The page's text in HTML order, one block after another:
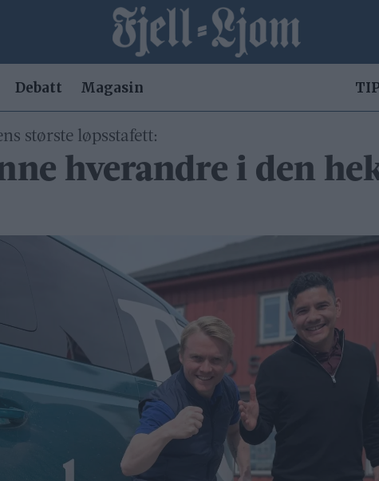
Debatt Magasin
største løpsstafett:
hverandre i den